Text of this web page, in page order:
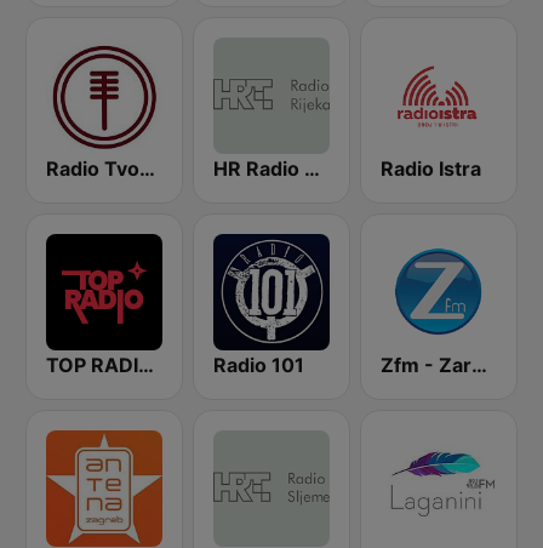
Radio Tvornica HR Radio Rijeka Radio Istra
TOP RADIO 101 Radio 101 Zfm - Zarazno Dobar Radio